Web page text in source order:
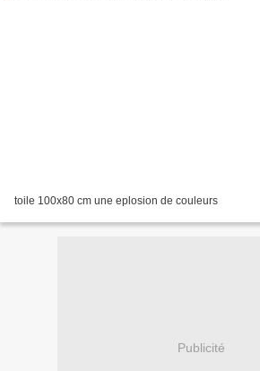
toile 100x80 cm une eplosion de couleurs
Publicité